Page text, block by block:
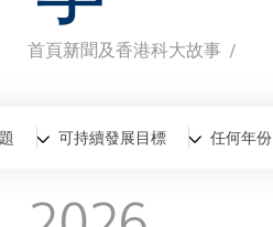
導
航
首頁新聞及香港科大故事
全部新聞香港科大故事
可持續發展目標 任何年份